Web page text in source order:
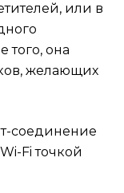
или в
того, она
желающих
соединение
Fi точкой